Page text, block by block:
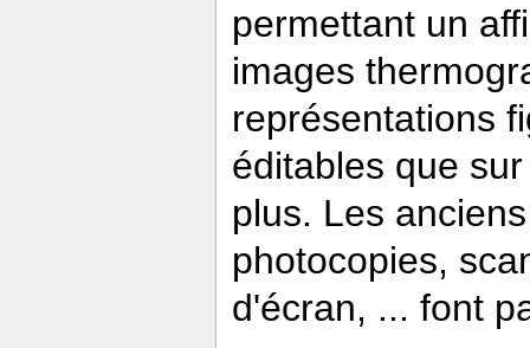
permettant un
images
représentations
éditables que
plus. Les
photocopies,
d'écran, ... font